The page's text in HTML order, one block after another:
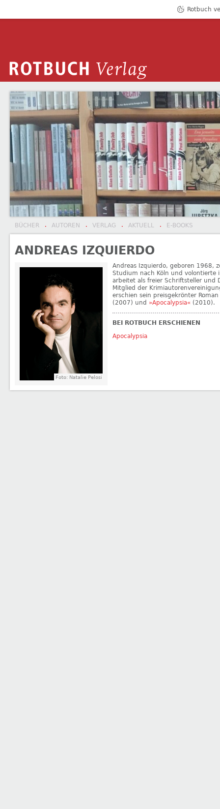
Rotbuch
ROTBUCH VERLAG
ANDREAS IZQUIERDO
BÜCHER · AUTOREN · VERLAG · AKTUELL · E-BOOKS
ANDREAS IZQUIERDO
Foto: Natalie Pelosi
Andreas Izquierdo, geboren 1968,
Studium nach Köln und volontierte
arbeitet als freier Schriftsteller und
Mitglied der
erschien sein preisgekrönter
(2007) und »Apocalypsia« (2010).
BEI ROTBUCH ERSCHIENEN
Apocalypsia
←Ralph Gerstenberg Annette Jensen→